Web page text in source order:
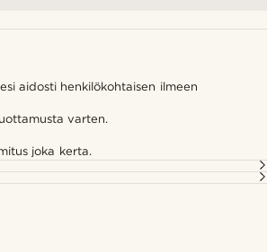
aidosti henkilökohtaisen ilmeen
varten.
joka kerta.